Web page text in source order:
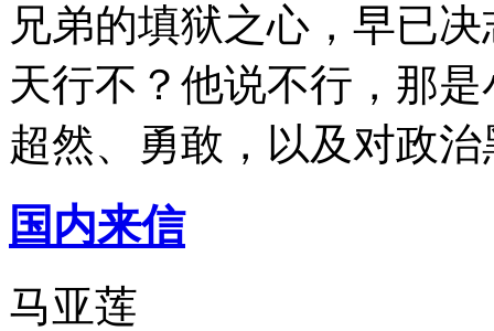
兄弟的填狱之心，早已
天行不？他说不行，那
超然、勇敢，以及对政
国内来信
马亚莲